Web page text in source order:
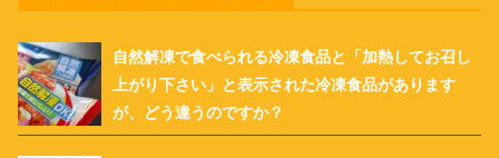
自然解凍で食べられる冷凍食品と「加熱してお召し
上がり下さい」と表示された冷凍食品があります
が、どう違うのですか？